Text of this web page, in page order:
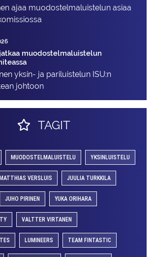
ajaa muodostelma­luistelun asiaa
muodostelmaluistelun
yksin- ja pariluistelun ISU:n
johtoon
TAGIT
MUODOSTELMALUISTELU YKSINLUISTELU
MATTHIAS VERSLUIS JUULIA TURKKILA
JUHO PIRINEN YUKA ORIHARA
VALTTER VIRTANEN
LUMINEERS TEAM FINTASTIC